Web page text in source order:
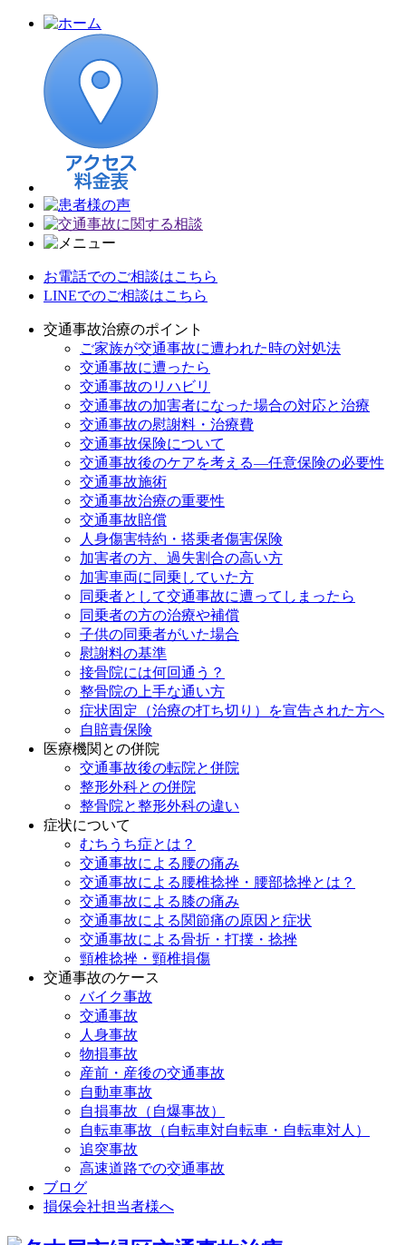
お電話でのご相談はこちら
LINEでのご相談はこちら
交通事故治療のポイント
ご家族が交通事故に遭われた時の対処法
交通事故に遭ったら
交通事故のリハビリ
交通事故の加害者になった場合の対応と治療
交通事故の慰謝料・治療費
交通事故保険について
交通事故後のケアを考える—任意保険の必要性
交通事故施術
交通事故治療の重要性
交通事故賠償
人身傷害特約・搭乗者傷害保険
加害者の方、過失割合の高い方
加害車両に同乗していた方
同乗者として交通事故に遭ってしまったら
同乗者の方の治療や補償
子供の同乗者がいた場合
慰謝料の基準
接骨院には何回通う？
整骨院の上手な通い方
症状固定（治療の打ち切り）を宣告された方へ
自賠責保険
医療機関との併院
交通事故後の転院と併院
整形外科との併院
整骨院と整形外科の違い
症状について
むちうち症とは？
交通事故による腰の痛み
交通事故による腰椎捻挫・腰部捻挫とは？
交通事故による膝の痛み
交通事故による関節痛の原因と症状
交通事故による骨折・打撲・捻挫
頸椎捻挫・頸椎損傷
交通事故のケース
バイク事故
交通事故
人身事故
物損事故
産前・産後の交通事故
自動車事故
自損事故（自爆事故）
自転車事故（自転車対自転車・自転車対人）
追突事故
高速道路での交通事故
ブログ
損保会社担当者様へ